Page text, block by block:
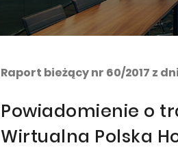
Raport bieżący nr 60/2017 z
Powiadomienie o
Wirtualna Polska